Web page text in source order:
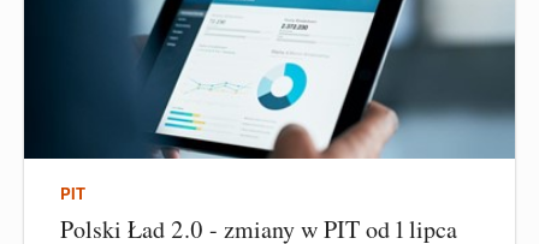
PIT
Polski Ład 2.0 - zmiany w PIT od 1 lipca